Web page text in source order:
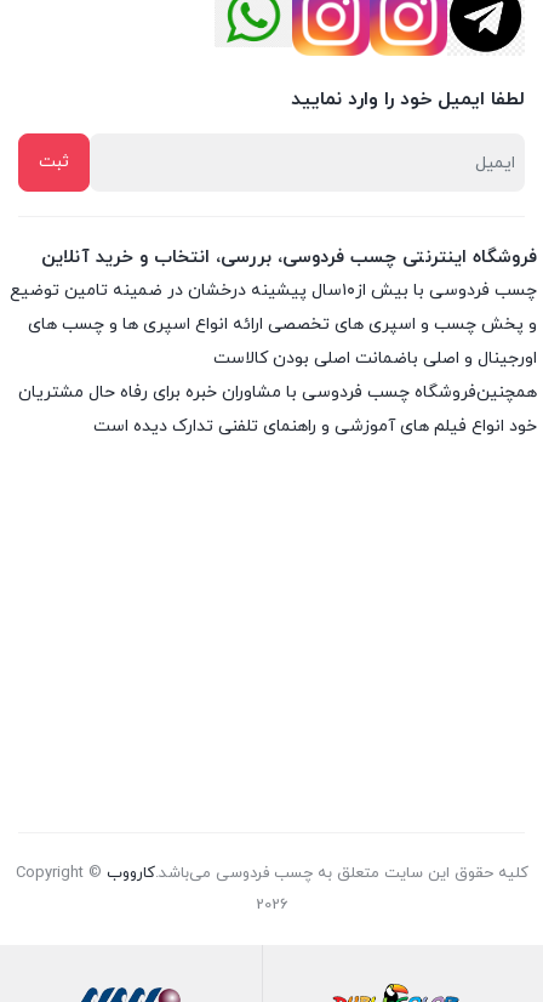
لطفا ایمیل خود را وارد نمایید
فروشگاه اینترنتی چسب فردوسی، بررسی، انتخاب و خرید آنلاین
چسب فردوسی با بیش از۱۰سال پیشینه درخشان در ضمینه تامین توضیع
و پخش چسب و اسپری های تخصصی ارائه انواع اسپری ها و چسب های
اورجینال و اصلی باضمانت اصلی بودن کالاست
همچنین‌فروشگاه چسب فردوسی با مشاوران خبره برای رفاه حال مشتریان
خود انواع فیلم های آموزشی و راهنمای تلفنی تدارک دیده است
کلیه حقوق این سایت متعلق به چسب فردوسی می‌باشد.کارووب Copyright ©
2026